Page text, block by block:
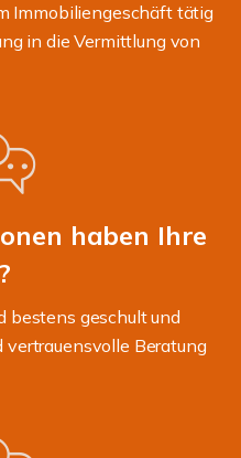
Immobiliengeschäft tätig
in die Vermittlung von
haben Ihre
bestens geschult und
Beratung